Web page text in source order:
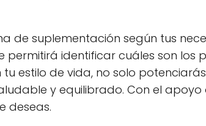
de suplementación según tus
identificar cuáles son los
estilo de vida, no solo
y equilibrado. Con el
deseas.